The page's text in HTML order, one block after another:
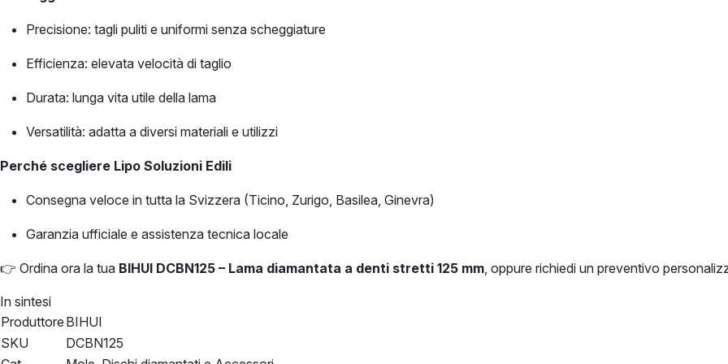
Precisione: tagli puliti e uniformi senza scheggiature
Efficienza: elevata velocità di taglio
Durata: lunga vita utile della lama
Versatilità: adatta a diversi materiali e utilizzi
Perché scegliere Lipo Soluzioni Edili
Consegna veloce in tutta la Svizzera (Ticino, Zurigo, Basilea, Ginevra)
Garanzia ufficiale e assistenza tecnica locale
👉 Ordina ora la tua BIHUI DCBN125 – Lama diamantata a denti stretti 125 mm, oppure richiedi un preventivo
In sintesi
Produttore BIHUI
SKU
DCBN125